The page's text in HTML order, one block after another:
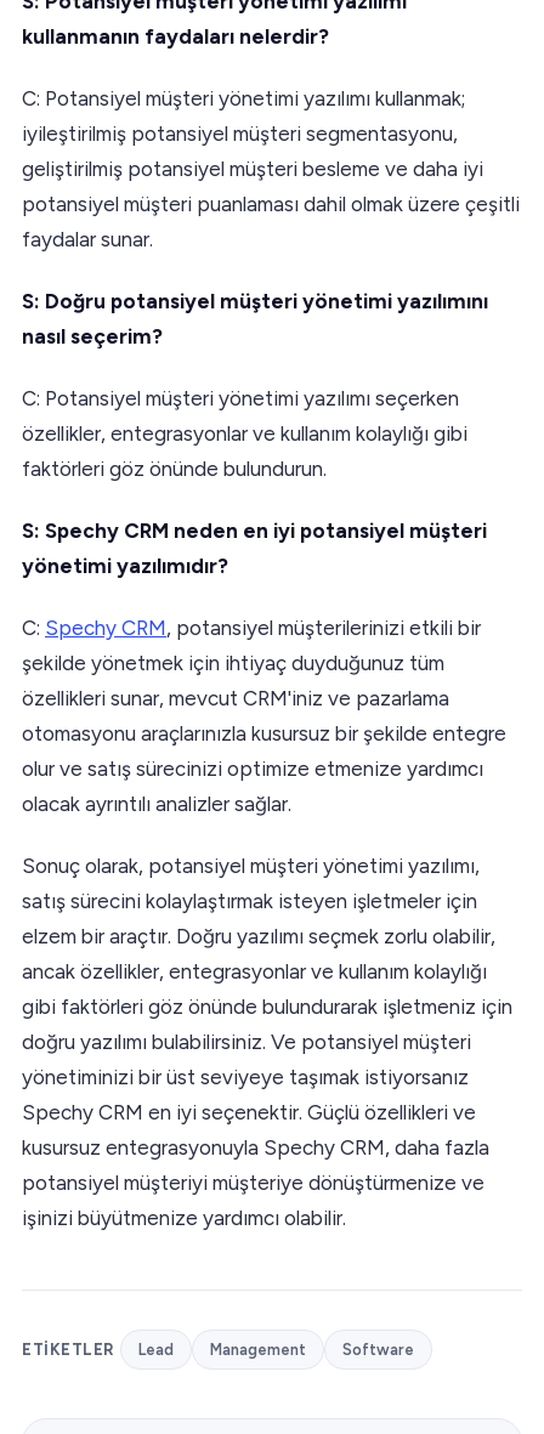
kullanmanın faydaları nelerdir?
C: Potansiyel müşteri yönetimi yazılımı kullanmak;
iyileştirilmiş potansiyel müşteri segmentasyonu,
geliştirilmiş potansiyel müşteri besleme ve daha iyi
potansiyel müşteri puanlaması dahil olmak üzere çeşitli
faydalar sunar.
S: Doğru potansiyel müşteri yönetimi yazılımını
nasıl seçerim?
C: Potansiyel müşteri yönetimi yazılımı seçerken
özellikler, entegrasyonlar ve kullanım kolaylığı gibi
faktörleri göz önünde bulundurun.
S: Spechy CRM neden en iyi potansiyel müşteri
yönetimi yazılımıdır?
C: Spechy CRM, potansiyel müşterilerinizi etkili bir
şekilde yönetmek için ihtiyaç duyduğunuz tüm
özellikleri sunar, mevcut CRM'iniz ve pazarlama
otomasyonu araçlarınızla kusursuz bir şekilde entegre
olur ve satış sürecinizi optimize etmenize yardımcı
olacak ayrıntılı analizler sağlar.
Sonuç olarak, potansiyel müşteri yönetimi yazılımı,
satış sürecini kolaylaştırmak isteyen işletmeler için
elzem bir araçtır. Doğru yazılımı seçmek zorlu olabilir,
ancak özellikler, entegrasyonlar ve kullanım kolaylığı
gibi faktörleri göz önünde bulundurarak işletmeniz için
doğru yazılımı bulabilirsiniz. Ve potansiyel müşteri
yönetiminizi bir üst seviyeye taşımak istiyorsanız
Spechy CRM en iyi seçenektir. Güçlü özellikleri ve
kusursuz entegrasyonuyla Spechy CRM, daha fazla
potansiyel müşteriyi müşteriye dönüştürmenize ve
işinizi büyütmenize yardımcı olabilir.
ETIKETLER Lead Management Software